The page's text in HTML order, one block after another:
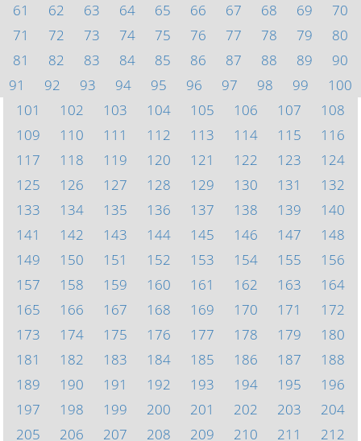
61
62 63 64 65 66 67 68 69
70
71
72 73 74 75 76 77 78 79
80
81
82 83 84 85 86 87 88 89
90
91
92 93 94 95 96 97 98 99
100
101
102 103 104 105 106 107
108
109
110 111 112 113 114 115
116
117
118 119 120 121 122 123
124
125
126 127 128 129 130 131
132
133
134 135 136 137 138 139
140
141
142 143 144 145 146 147
148
149
150 151 152 153 154 155
156
157
158 159 160 161 162 163
164
165
166 167 168 169 170 171
172
173
174 175 176 177 178 179
180
181
182 183 184 185 186 187
188
189
190 191 192 193 194 195
196
197
198 199 200 201 202 203
204
205
206 207 208 209 210 211 212